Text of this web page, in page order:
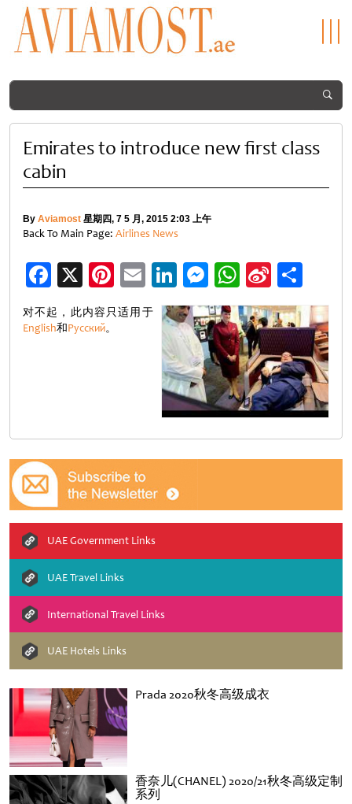
Prada 2020秋冬高级成衣
香奈儿(CHANEL) 2020/21秋冬高级定制
系列
Emirates to introduce new first class
cabin
By Aviamost 星期四, 7 5 月, 2015 2:03 上午
Back To Main Page: Airlines News
Facebook
X Pinterest
EmailLinkedIn
Messenger
WhatsApp
Sina
Weibo
享
对不起，此内容只适用于
English和Русский。
UAE Government Links
UAE Travel Links
International Travel Links
UAE Hotels Links